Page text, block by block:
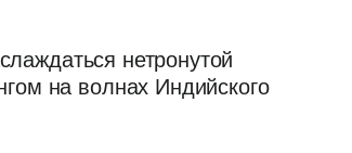
нетронутой
на волнах Индийского